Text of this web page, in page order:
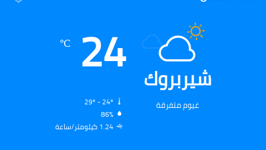
شيربروك
غيوم متفرقة
24
℃
86%
1.24 كيلومتر/ساعة